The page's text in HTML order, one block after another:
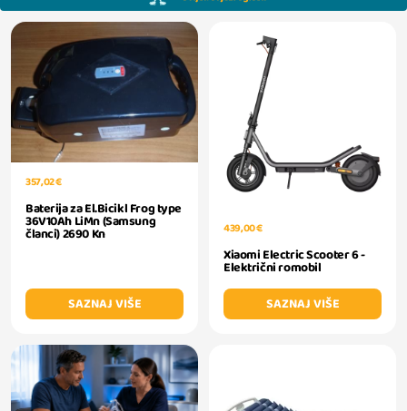
357,02 €
Baterija za El.Bicikl Frog type
36V10Ah LiMn (Samsung
članci) 2690 Kn
SAZNAJ VIŠE
439,00 €
Xiaomi Electric Scooter 6 -
Električni romobil
SAZNAJ VIŠE